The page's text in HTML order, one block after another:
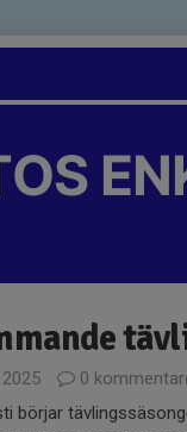
0
börjar